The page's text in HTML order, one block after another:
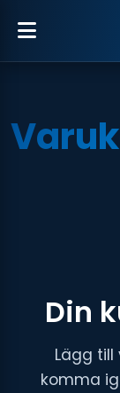
Din
Lägg
komma